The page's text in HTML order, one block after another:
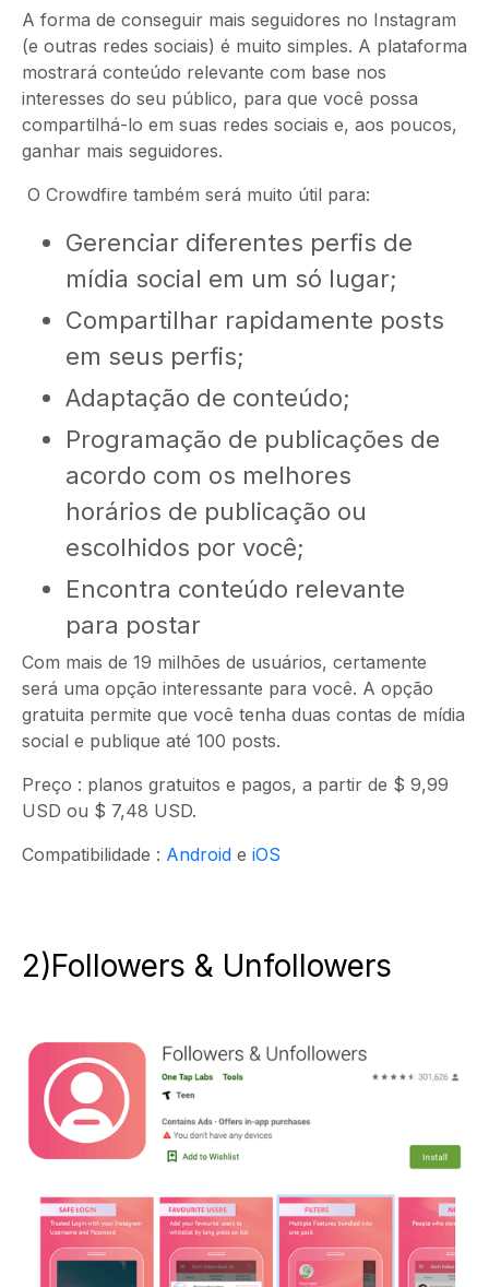
A forma de conseguir mais seguidores no Instagram
(e outras redes sociais) é muito simples. A plataforma
mostrará conteúdo relevante com base nos
interesses do seu público, para que você possa
compartilhá-lo em suas redes sociais e, aos poucos,
ganhar mais seguidores.
O Crowdfire também será muito útil para:
Gerenciar diferentes perfis de
mídia social em um só lugar;
Compartilhar rapidamente posts
em seus perfis;
Adaptação de conteúdo;
Programação de publicações de
acordo com os melhores
horários de publicação ou
escolhidos por você;
Encontra conteúdo relevante
para postar
Com mais de 19 milhões de usuários, certamente
será uma opção interessante para você. A opção
gratuita permite que você tenha duas contas de mídia
social e publique até 100 posts.
Preço : planos gratuitos e pagos, a partir de $ 9,99
USD ou $ 7,48 USD.
Compatibilidade : Android e iOS
2)Followers & Unfollowers